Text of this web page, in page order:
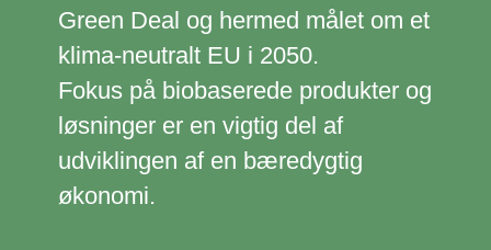
Green Deal og hermed målet om et
klima-neutralt EU i 2050.
Fokus på biobaserede produkter og
løsninger er en vigtig del af
udviklingen af en bæredygtig
økonomi.